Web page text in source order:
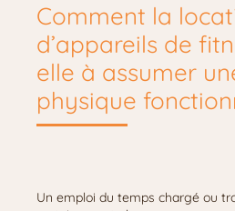
Comment la
d’appareils de
elle à assumer
physique
Un emploi du temps chargé ou